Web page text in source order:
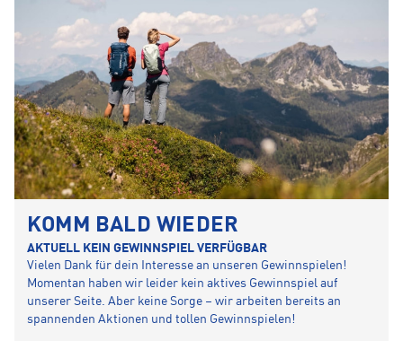
KOMM BALD WIEDER
AKTUELL KEIN GEWINNSPIEL VERFÜGBAR
Vielen Dank für dein Interesse an unseren Gewinnspielen!
Momentan haben wir leider kein aktives Gewinnspiel auf
unserer Seite. Aber keine Sorge – wir arbeiten bereits an
spannenden Aktionen und tollen Gewinnspielen!